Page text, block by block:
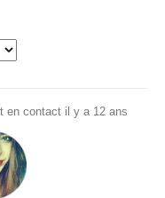
en contact il y a 12 ans